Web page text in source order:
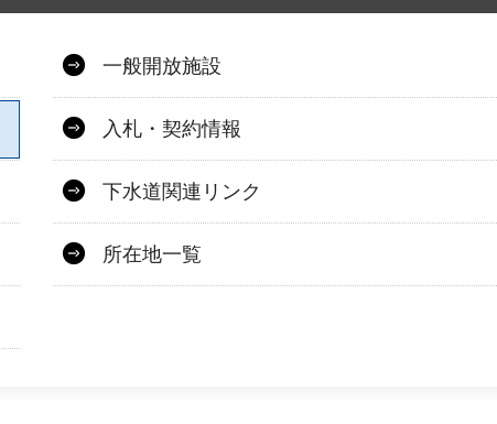
一般開放施設
入札・契約情報
下水道関連リンク
所在地一覧